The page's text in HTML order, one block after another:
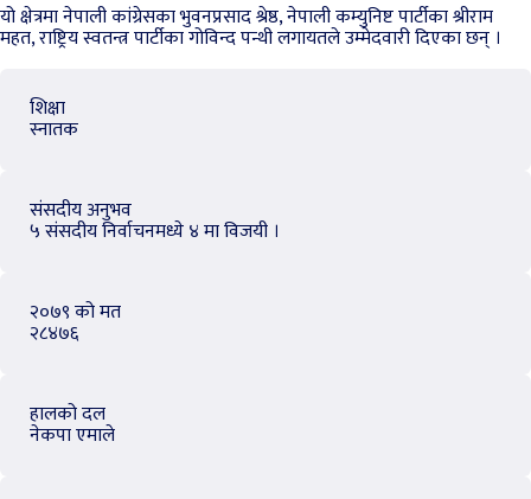
यो क्षेत्रमा नेपाली कांग्रेसका भुवनप्रसाद श्रेष्ठ, नेपाली कम्युनिष्ट पार्टीका श्रीराम
महत, राष्ट्रिय स्वतन्त्र पार्टीका गोविन्द पन्थी लगायतले उम्मेदवारी दिएका छन् ।
शिक्षा
स्नातक
संसदीय अनुभव
५ संसदीय निर्वाचनमध्ये ४ मा विजयी ।
२०७९ को मत
२८४७६
हालको दल
नेकपा एमाले